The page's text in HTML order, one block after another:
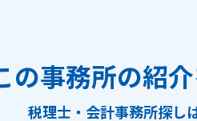
の事務所の紹
税理士・会計事務所探し